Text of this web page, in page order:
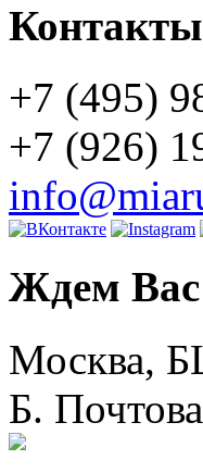
Контакты
+7 (495)
+7 (926)
Ждем Вас
Москва,
Б.